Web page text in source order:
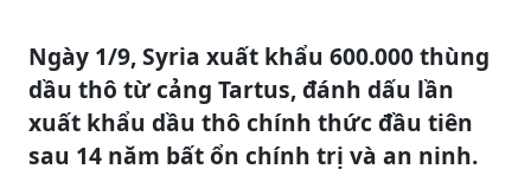
Ngày 1/9, Syria xuất khẩu 600.000 thùng
dầu thô từ cảng Tartus, đánh dấu lần
xuất khẩu dầu thô chính thức đầu tiên
sau 14 năm bất ổn chính trị và an ninh.